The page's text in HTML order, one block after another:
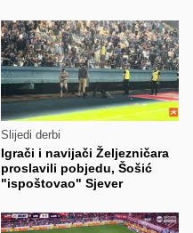
Slijedi derbi
Igrači i navijači Željezničara
proslavili pobjedu, Šošić
"ispoštovao" Sjever